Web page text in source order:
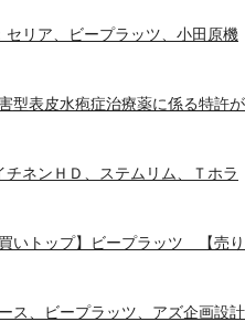
リア、ビープラッツ、小田原機
型表皮水疱症治療薬に係る特許が
ネンＨＤ、ステムリム、Ｔホラ
いトップ】ビープラッツ 【売り
、ビープラッツ、アズ企画設計